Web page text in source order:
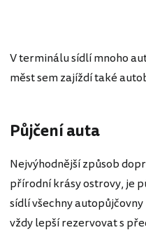
V terminálu sídlí mnoho
měst sem zajíždí také
Půjčení auta
Nejvýhodnější způsob
přírodní krásy ostrovy, je
sídlí všechny
vždy lepší rezervovat s